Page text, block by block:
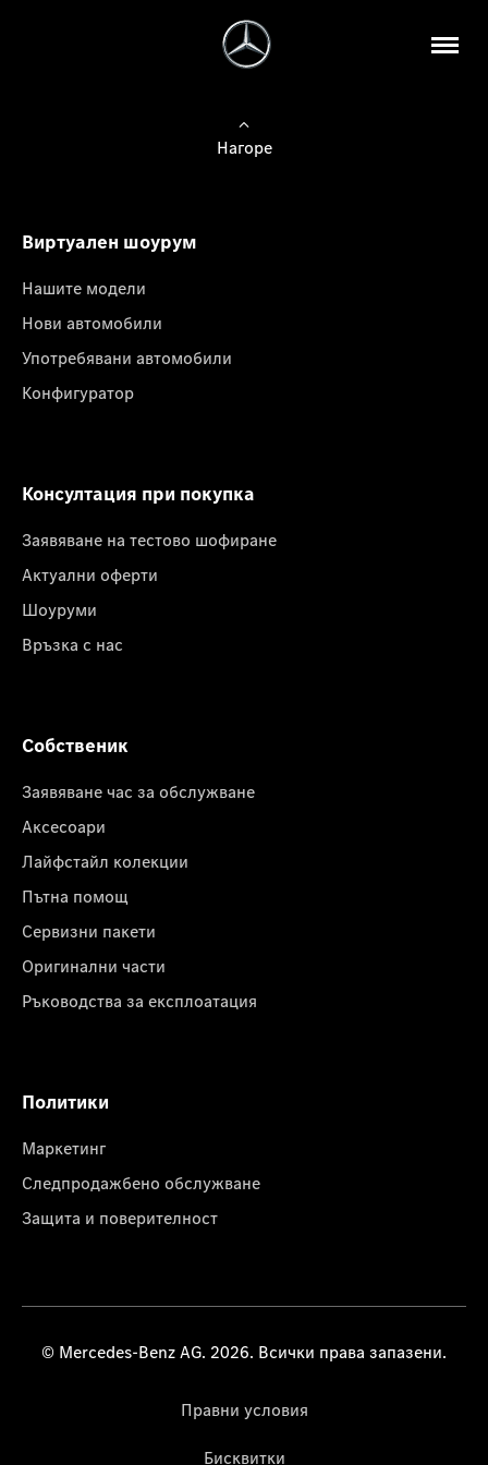
Нагоре
Виртуален шоурум
Нашите модели
Нови автомобили
Употребявани автомобили
Конфигуратор
Консултация при покупка
Заявяване на тестово шофиране
Актуални оферти
Шоуруми
Връзка с нас
Собственик
Заявяване час за обслужване
Аксесоари
Лайфстайл колекции
Пътна помощ
Сервизни пакети
Оригинални части
Ръководства за експлоатация
Политики
Маркетинг
Следпродажбено обслужване
Защита и поверителност
© Mercedes-Benz AG. 2026. Всички права запазени.
Правни условия
Бисквитки